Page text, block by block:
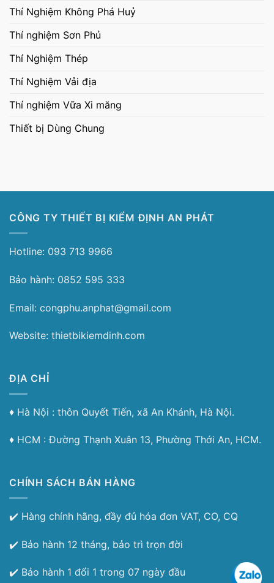
Thí Nghiệm Không Phá Huỷ
Thí nghiệm Sơn Phủ
Thí Nghiệm Thép
Thí Nghiệm Vải địa
Thí nghiệm Vữa Xi măng
Thiết bị Dùng Chung
CÔNG TY THIẾT BỊ KIỂM ĐỊNH AN PHÁT
Hotline: 093 713 9966
Bảo hành: 0852 595 333
Email: congphu.anphat@gmail.com
Website: thietbikiemdinh.com
ĐỊA CHỈ
♦︎ Hà Nội : thôn Quyết Tiến, xã An Khánh, Hà Nội.
♦︎ HCM : Đường Thạnh Xuân 13, Phường Thới An, HCM.
CHÍNH SÁCH BÁN HÀNG
✔️ Hàng chính hãng, đầy đủ hóa đơn VAT, CO, CQ
✔️ Bảo hành 12 tháng, bảo trì trọn đời
✔️ Bảo hành 1 đổi 1 trong 07 ngày đầu